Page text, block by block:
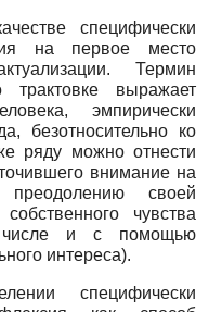
специфически
на первое место
Термин
трактовке выражает
эмпирически
безотносительно ко
ряду можно отнести
внимание на
своей
чувства
числе и с помощью
интереса).
специфически